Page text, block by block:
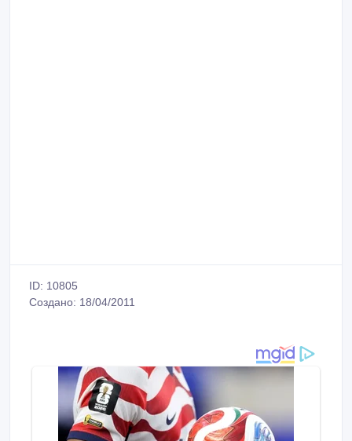
ID: 10805
Создано: 18/04/2011